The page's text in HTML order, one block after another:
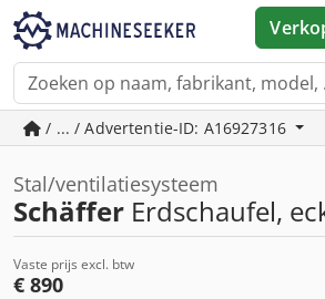
/ ... / Advertentie-ID: A16927316
Stal/ventilatiesysteem
Schäffer Erdschaufel,
Vaste prijs excl. btw
€ 890